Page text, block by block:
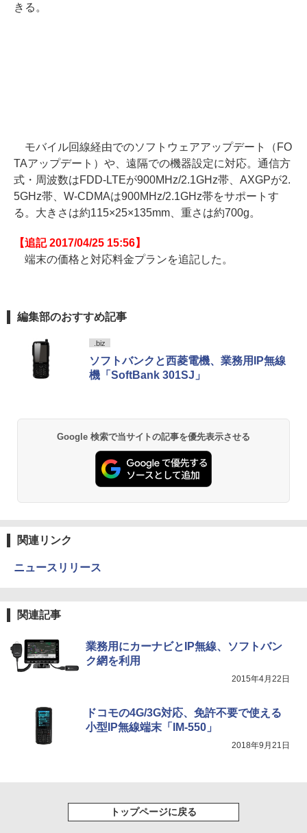
きる。
モバイル回線経由でのソフトウェアアップデート（FO
TAアップデート）や、遠隔での機器設定に対応。通信方
式・周波数はFDD-LTEが900MHz/2.1GHz帯、AXGPが2.
5GHz帯、W-CDMAは900MHz/2.1GHz帯をサポートす
る。大きさは約115×25×135mm、重さは約700g。
【追記 2017/04/25 15:56】
端末の価格と対応料金プランを追記した。
編集部のおすすめ記事
.biz
ソフトバンクと西菱電機、業務用IP無線
機「SoftBank 301SJ」
Google 検索で当サイトの記事を優先表示させる
関連リンク
ニュースリリース
関連記事
業務用にカーナビとIP無線、ソフトバン
ク網を利用
2015年4月22日
ドコモの4G/3G対応、免許不要で使える
小型IP無線端末「IM-550」
2018年9月21日
トップページに戻る